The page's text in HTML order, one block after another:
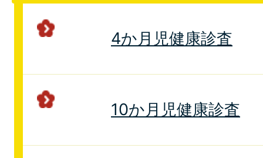
4か月児健康診査
10か月児健康診査